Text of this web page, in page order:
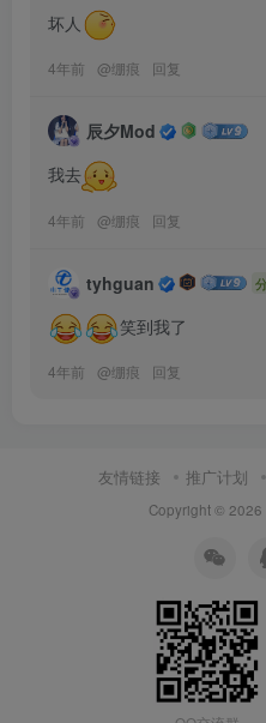
坏人
4年前 @绷痕 回复
辰夕Mod
我去
4年前 @绷痕 回复
tyhguan
笑到我了
4年前 @绷痕 回复
友情链接 推广计划
Copyright © 2026